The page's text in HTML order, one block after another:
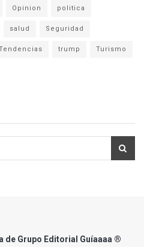
Opinion politica
salud Seguridad
trump Turismo
de Grupo Editorial Guíaaaa ®